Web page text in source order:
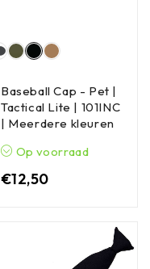
Baseball Cap - Pet |
Tactical Lite | 101INC
| Meerdere kleuren
Op voorraad
€12,50